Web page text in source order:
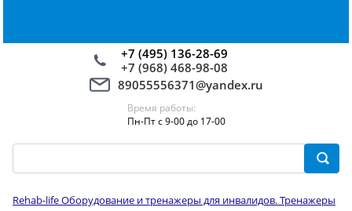
+7 (495) 136-28-69
+7 (968) 468-98-08
89055556371@yandex.ru
Время работы:
Пн-Пт с 9-00 до 17-00
Rehab-life Оборудование и тренажеры для инвалидов. Тренажеры